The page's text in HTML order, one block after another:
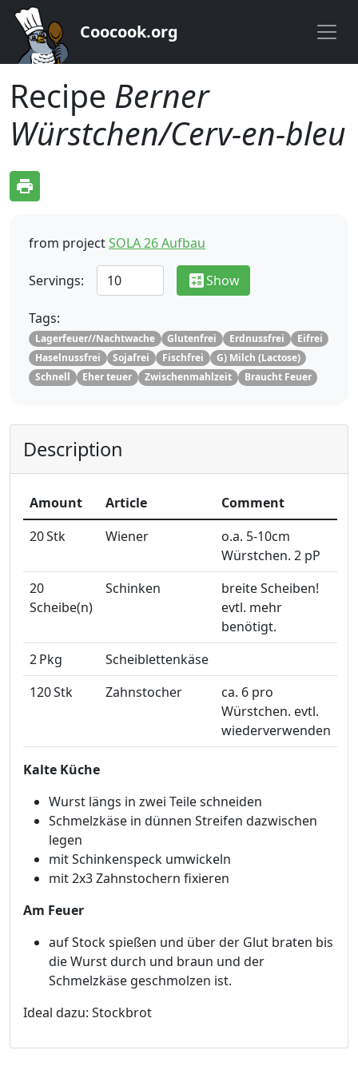
Coocook.org
Recipe Berner
Würstchen/Cerv-en-bleu
print
from projectSOLA 26 Aufbau
Servings: calculateShow
Tags:
Lagerfeuer//Nachtwache Glutenfrei Erdnussfrei
Eifrei
Haselnussfrei
Sojafrei Fischfrei
G) Milch (Lactose)
Schnell
Eher teuer Zwischenmahlzeit Braucht Feuer
Description
Amount Article
Comment
20Stk Wiener
o.a. 5-10cm
Würstchen. 2 pP
20
Scheibe(n)
Schinken
breite Scheiben!
evtl. mehr
benötigt.
2Pkg
Scheiblettenkäse
120Stk Zahnstocher
ca. 6 pro
Würstchen. evtl.
wiederverwenden
Kalte Küche
Wurst längs in zwei Teile schneiden
Schmelzkäse in dünnen Streifen dazwischen
legen
mit Schinkenspeck umwickeln
mit 2x3 Zahnstochern fixieren
Am Feuer
auf Stock spießen und über der Glut braten bis
die Wurst durch und braun und der
Schmelzkäse geschmolzen ist.
Ideal dazu: Stockbrot